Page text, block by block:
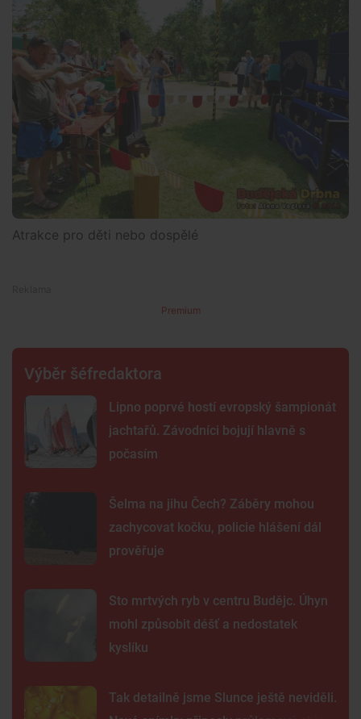
Atrakce pro děti nebo dospělé
Premium
Výběr šéfredaktora
Lipno poprvé hostí evropský šampionát
jachtařů. Závodníci bojují hlavně s
počasím
Šelma na jihu Čech? Záběry mohou
zachycovat kočku, policie hlášení dál
prověřuje
Sto mrtvých ryb v centru Budějc. Úhyn
mohl způsobit déšť a nedostatek
kyslíku
Tak detailně jsme Slunce ještě neviděli.